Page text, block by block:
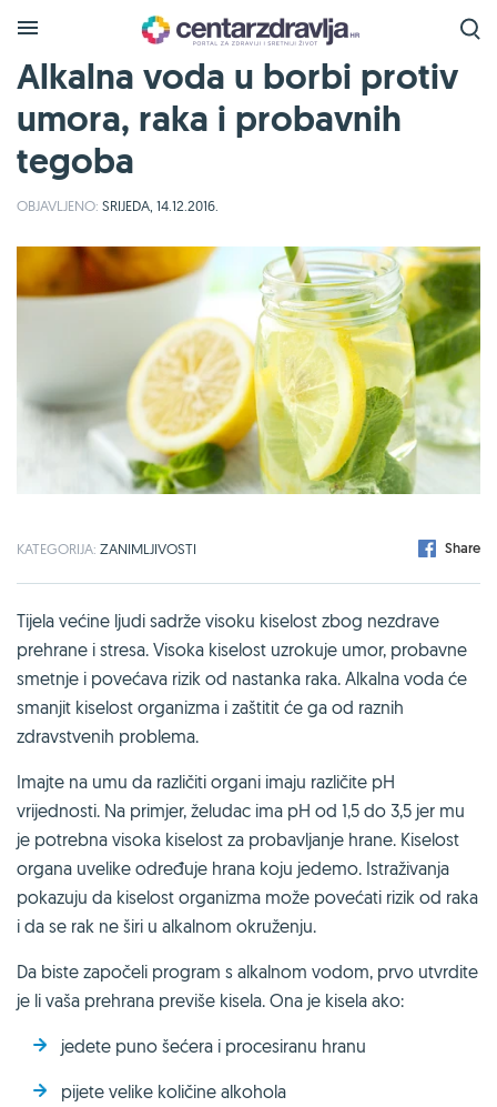
Alkalna voda u borbi protiv
umora, raka i probavnih
tegoba
OBJAVLJENO: SRIJEDA, 14.12.2016.
KATEGORIJA: ZANIMLJIVOSTI Share
Tijela većine ljudi sadrže visoku kiselost zbog nezdrave
prehrane i stresa. Visoka kiselost uzrokuje umor, probavne
smetnje i povećava rizik od nastanka raka. Alkalna voda će
smanjit kiselost organizma i zaštitit će ga od raznih
zdravstvenih problema.
Imajte na umu da različiti organi imaju različite pH
vrijednosti. Na primjer, želudac ima pH od 1,5 do 3,5 jer mu
je potrebna visoka kiselost za probavljanje hrane. Kiselost
organa uvelike određuje hrana koju jedemo. Istraživanja
pokazuju da kiselost organizma može povećati rizik od raka
i da se rak ne širi u alkalnom okruženju.
Da biste započeli program s alkalnom vodom, prvo utvrdite
je li vaša prehrana previše kisela. Ona je kisela ako:
jedete puno šećera i procesiranu hranu
pijete velike količine alkohola